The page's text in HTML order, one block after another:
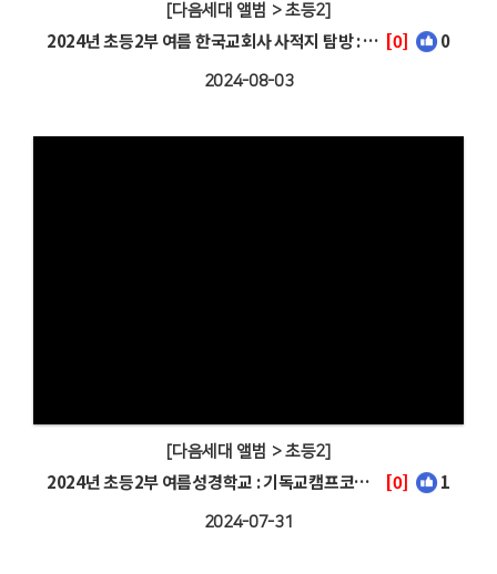
[다음세대 앨범 > 초등2]
2024년 초등2부 여름 한국교회사 사적지 탐방 : 연세대학교 & 세브란스병원 [0] 0
2024-08-03
[다음세대 앨범 > 초등2]
2024년 초등2부 여름성경학교 : 기독교캠프코리아 어린이연합수련회 [0] 1
2024-07-31